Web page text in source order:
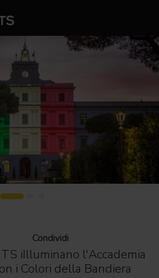
Condividi
iIlluminano l'Accademia
i Colori della Bandiera